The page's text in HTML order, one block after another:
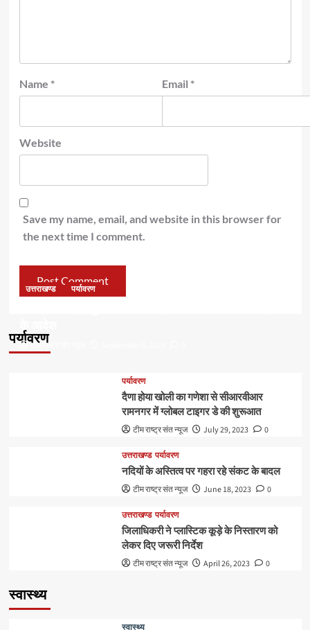
Name * Email *
Website
Save my name, email, and website in this browser for
the next time I comment.
पर्यावरण
उत्तराखण्ड पर्यावरण
के आदेश
टीम राष्ट्र संत न्यूज
पर्यावरण
दैणा होया खोली का गणेशा से सीआरवीआर
रामनगर में ग्लोबल टाइगर डे की शुरूआत
टीम राष्ट्र संत न्यूज July 29, 2023 0
उत्तराखण्ड पर्यावरण
नदियों के अस्तित्व पर गहरा रहे संकट के बादल
टीम राष्ट्र संत न्यूज June 18, 2023 0
उत्तराखण्ड पर्यावरण
जिलाधिकरी ने प्लास्टिक कूड़े के निस्तारण को
लेकर दिए जरूरी निर्देश
टीम राष्ट्र संत न्यूज April 26, 2023 0
स्वास्थ्य
स्वास्थ्य